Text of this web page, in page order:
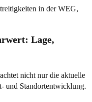
in der WEG,
Lage,
nicht nur die aktuelle
und Standortentwicklung.